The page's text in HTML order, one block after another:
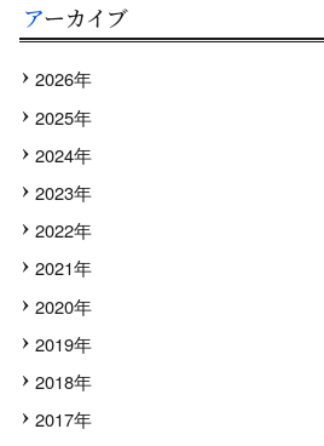
アーカイブ
2026年
2025年
2024年
2023年
2022年
2021年
2020年
2019年
2018年
2017年